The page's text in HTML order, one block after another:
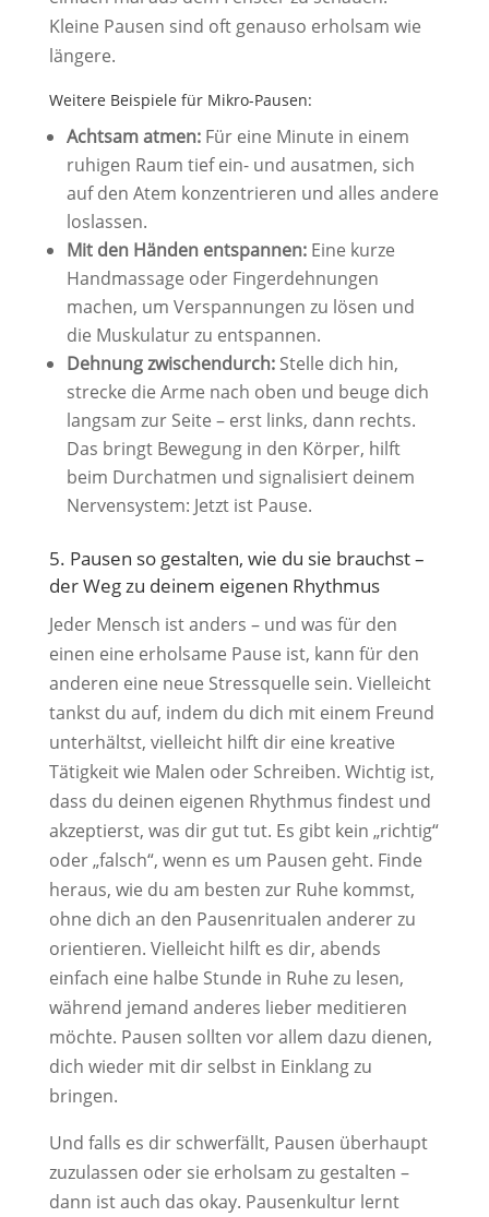
Kleine Pausen sind oft genauso erholsam wie
längere.
Weitere Beispiele für Mikro-Pausen:
Achtsam atmen:Für eine Minute in einem
ruhigen Raum tief ein- und ausatmen, sich
auf den Atem konzentrieren und alles andere
loslassen.
Mit den Händen entspannen:Eine kurze
Handmassage oder Fingerdehnungen
machen, um Verspannungen zu lösen und
die Muskulatur zu entspannen.
Dehnung zwischendurch:Stelle dich hin,
strecke die Arme nach oben und beuge dich
langsam zur Seite – erst links, dann rechts.
Das bringt Bewegung in den Körper, hilft
beim Durchatmen und signalisiert deinem
Nervensystem: Jetzt ist Pause.
5. Pausen so gestalten, wie du sie brauchst –
der Weg zu deinem eigenen Rhythmus
Jeder Mensch ist anders – und was für den
einen eine erholsame Pause ist, kann für den
anderen eine neue Stressquelle sein. Vielleicht
tankst du auf, indem du dich mit einem Freund
unterhältst, vielleicht hilft dir eine kreative
Tätigkeit wie Malen oder Schreiben. Wichtig ist,
dass du deinen eigenen Rhythmus findest und
akzeptierst, was dir gut tut. Es gibt kein „richtig“
oder „falsch“, wenn es um Pausen geht. Finde
heraus, wie du am besten zur Ruhe kommst,
ohne dich an den Pausenritualen anderer zu
orientieren. Vielleicht hilft es dir, abends
einfach eine halbe Stunde in Ruhe zu lesen,
während jemand anderes lieber meditieren
möchte. Pausen sollten vor allem dazu dienen,
dich wieder mit dir selbst in Einklang zu
bringen.
Und falls es dir schwerfällt, Pausen überhaupt
zuzulassen oder sie erholsam zu gestalten –
dann ist auch das okay. Pausenkultur lernt